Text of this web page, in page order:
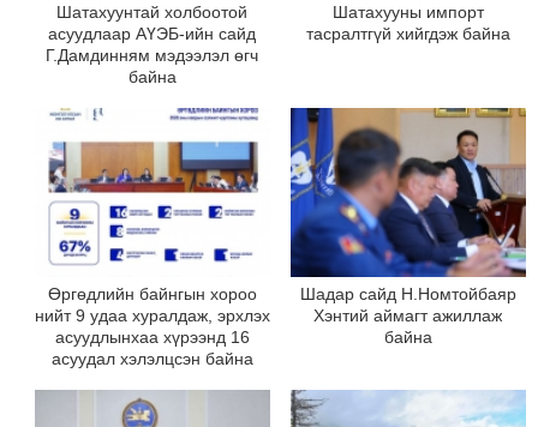
Шатахуунтай холбоотой
асуудлаар АҮЭБ-ийн сайд
Г.Дамдинням мэдээлэл өгч
байна
Шатахууны импорт
тасралтгүй хийгдэж байна
Өргөдлийн байнгын хороо
нийт 9 удаа хуралдаж, эрхлэх
асуудлынхаа хүрээнд 16
асуудал хэлэлцсэн байна
Шадар сайд Н.Номтойбаяр
Хэнтий аймагт ажиллаж
байна